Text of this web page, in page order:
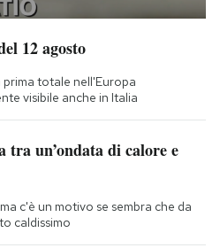
12 agosto
totale nell'Europa
visibile anche in Italia
tra un’ondata di calore e
c'è un motivo se sembra che da
caldissimo